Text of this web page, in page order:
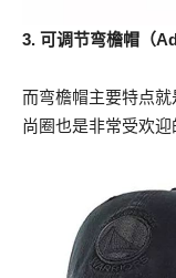
3. 可调节弯檐帽（
而弯檐帽主要特点
尚圈也是非常受欢迎